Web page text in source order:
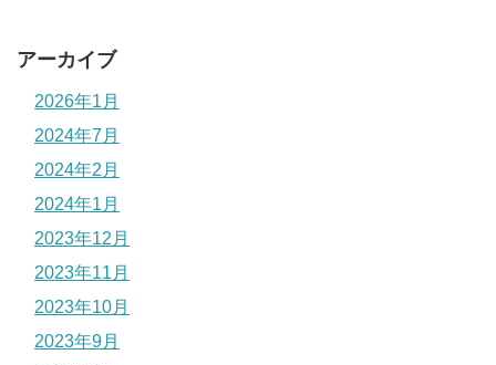
アーカイブ
2026年1月
2024年7月
2024年2月
2024年1月
2023年12月
2023年11月
2023年10月
2023年9月